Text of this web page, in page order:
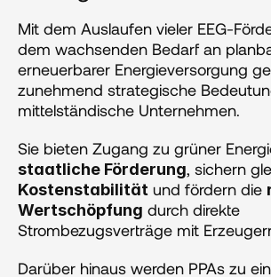
Mit dem Auslaufen vieler EEG-
dem wachsenden Bedarf an
erneuerbarer Energieversorgung
zunehmend strategische
mittelständische Unternehmen.
Sie bieten Zugang zu grüner
staatliche Förderung
Kostenstabilität und fördern die
Wertschöpfung durch direkte
Strombezugsverträge mit